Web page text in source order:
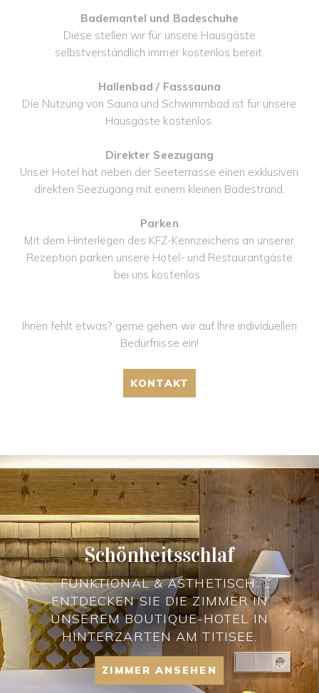
Bademantel und Badeschuhe
Diese stellen wir für unsere Hausgäste
selbstverständlich immer kostenlos bereit.
Hallenbad / Fasssauna
Die Nutzung von Sauna und Schwimmbad ist für unsere
Hausgäste kostenlos.
Direkter Seezugang
Unser Hotel hat neben der Seeterrasse einen exklusiven
direkten Seezugang mit einem kleinen Badestrand.
Parken
Mit dem Hinterlegen des KFZ-Kennzeichens an unserer
Rezeption parken unsere Hotel- und Restaurantgäste
bei uns kostenlos.
Ihnen fehlt etwas? gerne gehen wir auf Ihre individuellen
Bedürfnisse ein!
KONTAKT
Schönheitsschlaf
FUNKTIONAL & ÄSTHETISCH:
ENTDECKEN SIE DIE ZIMMER IN
UNSEREM BOUTIQUE-HOTEL IN
HINTERZARTEN AM TITISEE.
ZIMMER ANSEHEN